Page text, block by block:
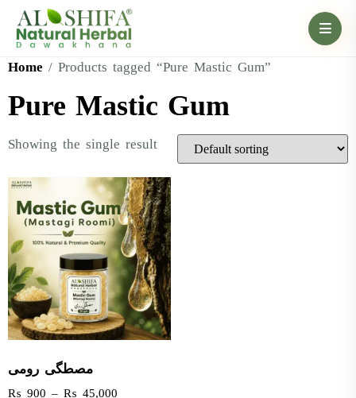
Home / Products tagged “Pure Mastic Gum”
Pure Mastic Gum
Showing the single result
مصطگی رومی
₨ 900 – ₨ 45,000